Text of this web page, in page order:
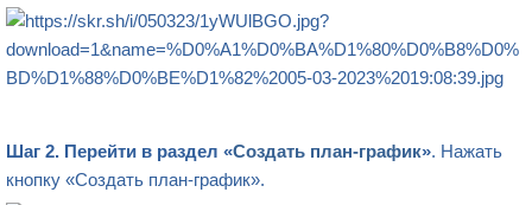
Шаг 2. Перейти в раздел «Создать план-график». Нажать
кнопку «Создать план-график».